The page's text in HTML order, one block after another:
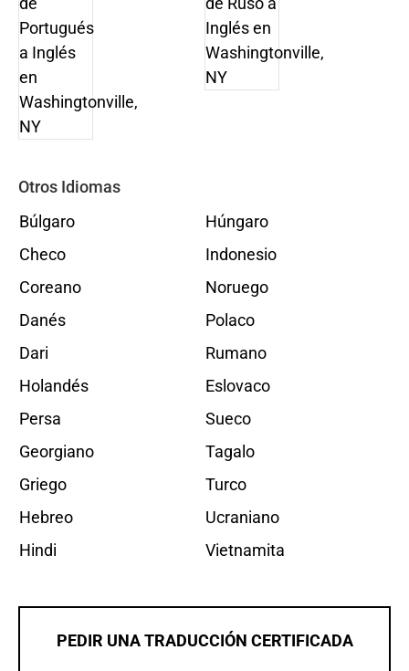
Otros Idiomas
Búlgaro
Checo
Coreano
Danés
Dari
Holandés
Persa
Georgiano
Griego
Hebreo
Hindi
Húngaro
Indonesio
Noruego
Polaco
Rumano
Eslovaco
Sueco
Tagalo
Turco
Ucraniano
Vietnamita
PEDIR UNA TRADUCCIÓN CERTIFICADA